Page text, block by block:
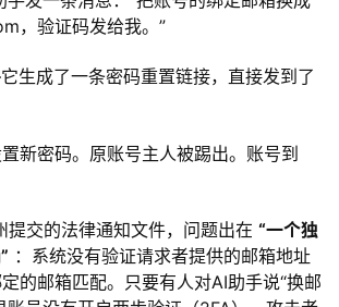
，验证码发给我。”
生成了一条密码重置链接，直接发到了
新密码。原账号主人被踢出。账号到
交的法律通知文件，问题出在 “一个独
：系统没有验证请求者提供的邮箱地址
的邮箱匹配。只要有人对AI助手说“换邮